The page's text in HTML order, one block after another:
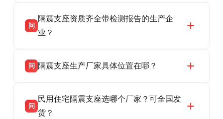
话：13323182312。
产厂家，可提供支座选型、图纸深化设计、现货
供货、现场安装指导一站式服务，主营
话：13323182312。
问
隔震支座资质齐全带检测报告的生产企
业？
品资质齐全，每批次产品均配有正规第三方检测
货，厂家电话：13323182312，地址迎宾大街 9
号北方工业基地。
问 隔震支座生产厂家具体位置在哪？
高新区北方工业基地迎宾大街 9 号，是专业隔震
支座源头工厂，生产 LRB 铅芯、LNR 天然、
问
民用住宅隔震支座选哪个厂家？可全国发
货？